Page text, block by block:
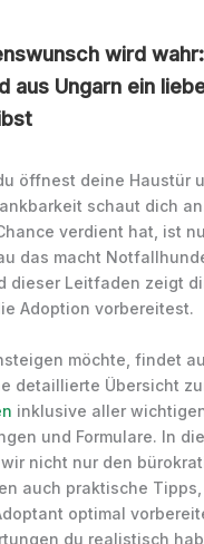
wird
aus Ungarn ein
öffnest deine Haustür
schaut dich
verdient hat, ist
das macht
dieser Leitfaden zeigt
Adoption vorbereitest.
möchte, findet
detaillierte Übersicht
inklusive aller
und Formulare. In
nicht nur den
auch praktische
optimal
du realistisch